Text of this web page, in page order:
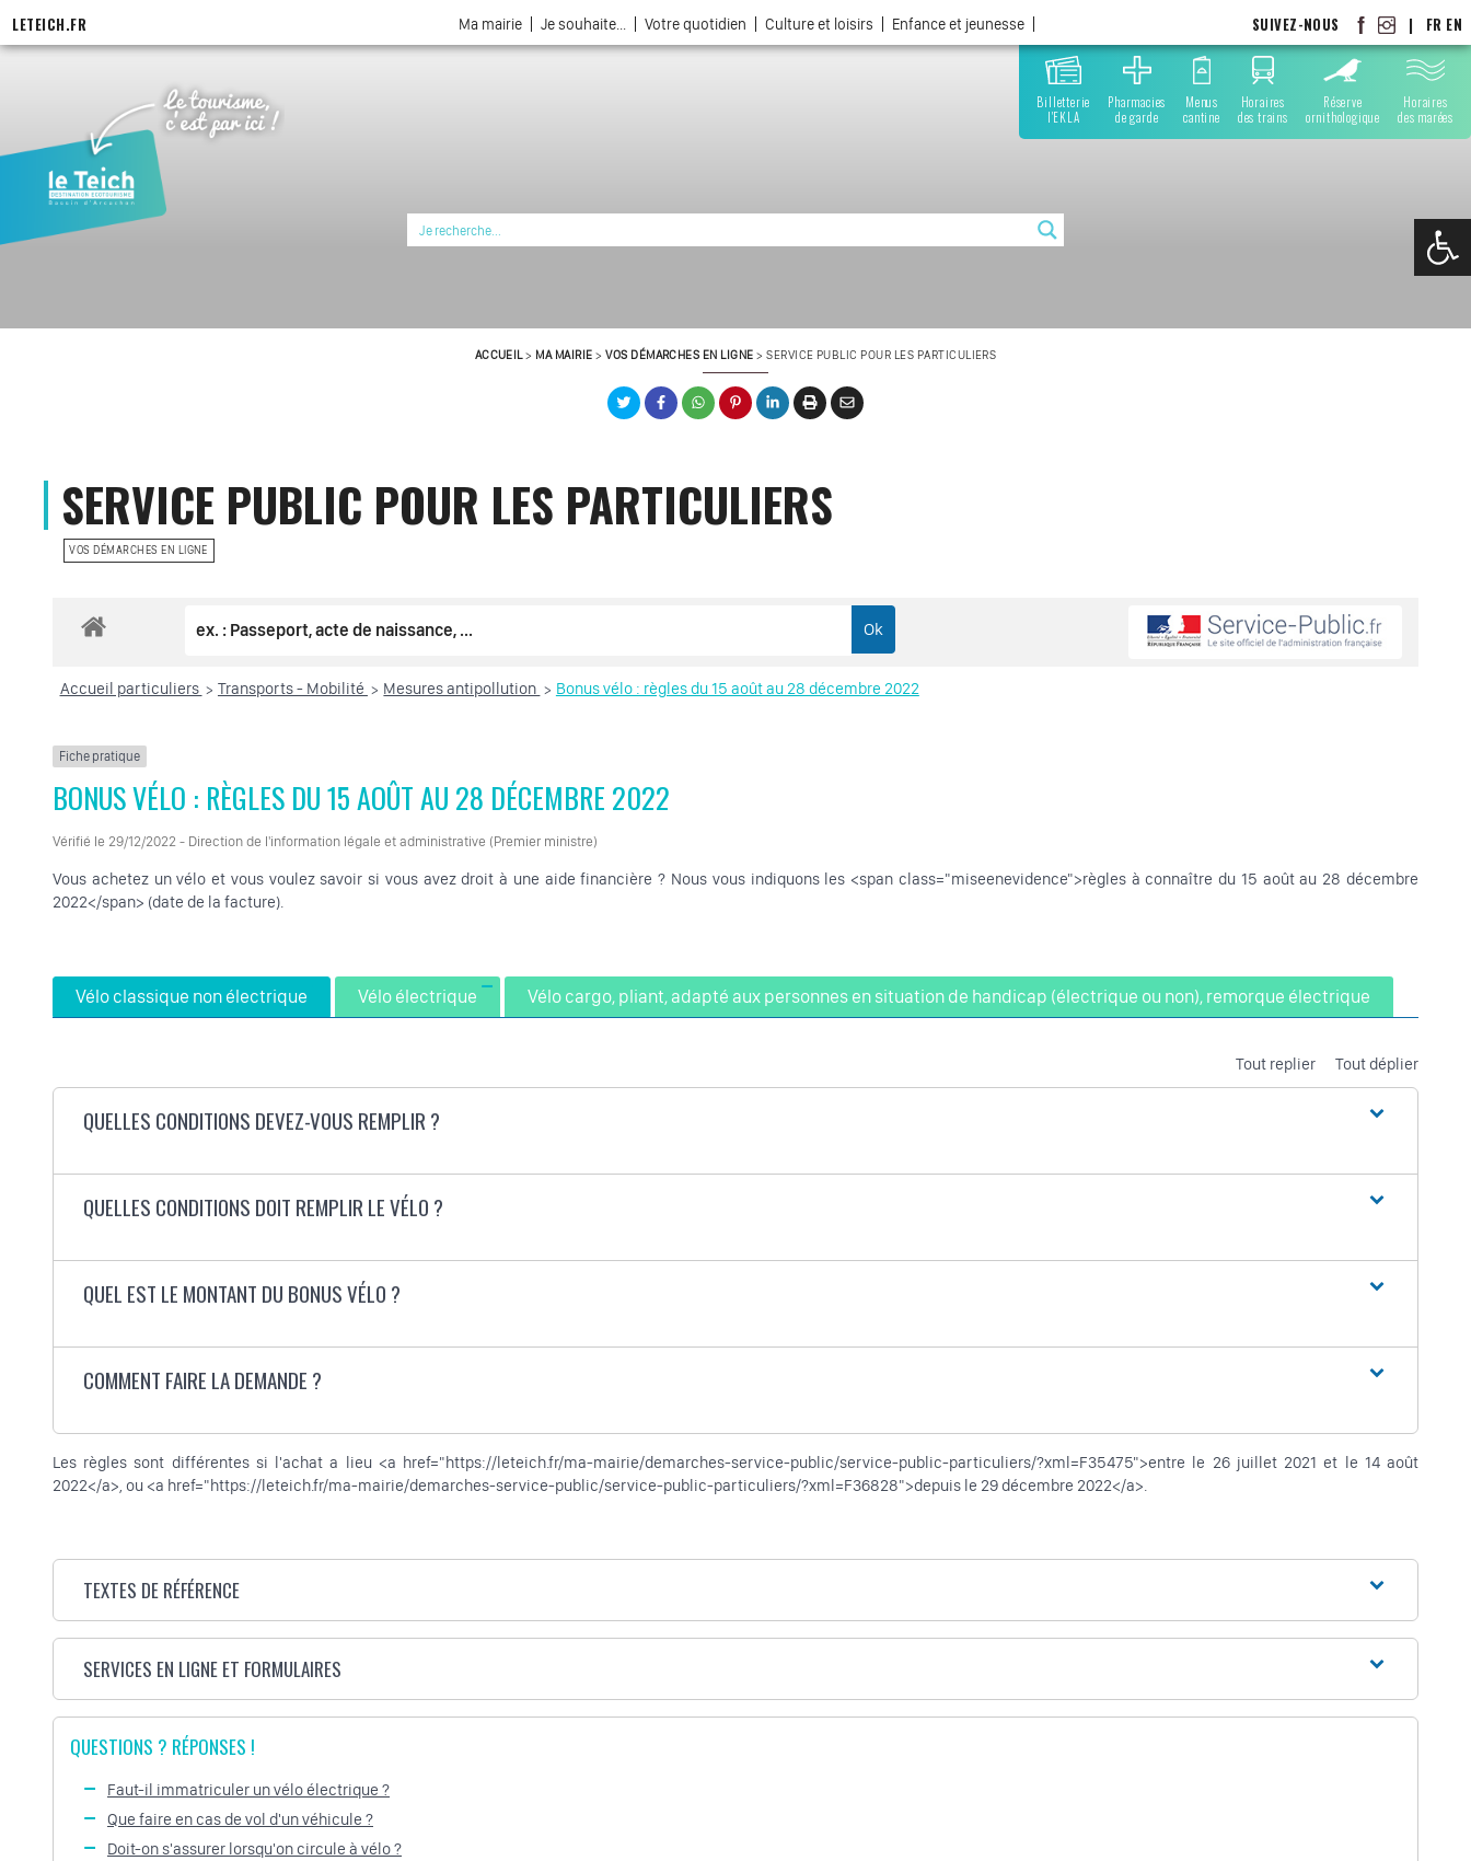
LETEICH.FR Ma mairie Je souhaite... Votre quotidien Culture et loisirs Enfance et jeunesse SUIVEZ-NOUS | FR EN
Billetterie
l'EKLA
Pharmacies
de garde
Menus
cantine
Horaires
des trains
Réserve
ornithologique
Horaires
des marées
ACCUEIL> MA MAIRIE >VOS DÉMARCHES EN LIGNE >SERVICE PUBLIC POUR LES PARTICULIERS
SERVICE PUBLIC POUR LES PARTICULIERS
VOS DÉMARCHES EN LIGNE
Accueil particuliers > Transports - Mobilité > Mesures antipollution > Bonus vélo : règles du 15 août au 28 décembre 2022
Fiche pratique
BONUS VÉLO : RÈGLES DU 15 AOÛT AU 28 DÉCEMBRE 2022
Vérifié le 29/12/2022 - Direction de l'information légale et administrative (Premier ministre)
Vous achetez un vélo et vous voulez savoir si vous avez droit à une aide financière ? Nous vous indiquons les <span class="miseenevidence">règles à connaître du 15 août au 28 décembre
2022</span> (date de la facture).
Vélo classique non électrique Vélo électrique Vélo cargo, pliant, adapté aux personnes en situation de handicap (électrique ou non), remorque électrique
Tout replier Tout déplier
QUELLES CONDITIONS DEVEZ-VOUS REMPLIR ?
QUELLES CONDITIONS DOIT REMPLIR LE VÉLO ?
QUEL EST LE MONTANT DU BONUS VÉLO ?
COMMENT FAIRE LA DEMANDE ?
Les règles sont différentes si l'achat a lieu <a href="https://leteich.fr/ma-mairie/demarches-service-public/service-public-particuliers/?xml=F35475">entre le 26 juillet 2021 et le 14 août
2022</a>, ou <a href="https://leteich.fr/ma-mairie/demarches-service-public/service-public-particuliers/?xml=F36828">depuis le 29 décembre 2022</a>.
TEXTES DE RÉFÉRENCE
SERVICES EN LIGNE ET FORMULAIRES
QUESTIONS ? RÉPONSES !
Faut-il immatriculer un vélo électrique ?
Que faire en cas de vol d'un véhicule ?
Doit-on s'assurer lorsqu'on circule à vélo ?
Ouvrir